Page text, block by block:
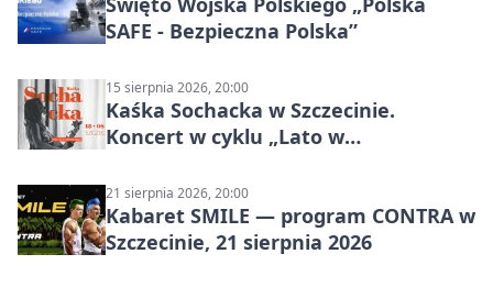
SAFE - Bezpieczna Polska”
15 sierpnia 2026, 20:00
Kaśka Sochacka w Szczecinie.
Koncert w cyklu „Lato w
21 sierpnia 2026, 20:00
Kabaret SMILE — program CONTRA w
Szczecinie, 21 sierpnia 2026